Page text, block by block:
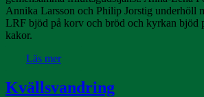
Annika Larsson och Philip Jorstig underhöll
LRF bjöd på korv och bröd och kyrkan bjöd
kakor.
Läs mer
Kvällsvandring